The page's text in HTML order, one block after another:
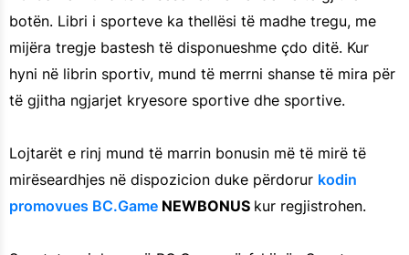
botën. Libri i sporteve ka thellësi të madhe tregu, me
mijëra tregje bastesh të disponueshme çdo ditë. Kur
hyni në librin sportiv, mund të merrni shanse të mira për
të gjitha ngjarjet kryesore sportive dhe sportive.
Lojtarët e rinj mund të marrin bonusin më të mirë të
mirëseardhjes në dispozicion duke përdorur kodin
promovues BC.Game NEWBONUS kur regjistrohen.